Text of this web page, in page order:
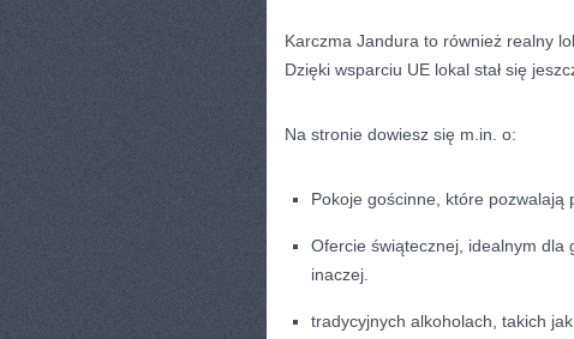
Karczma Jandura to również realny
Dzięki wsparciu UE lokal stał się
Na stronie dowiesz się m.in. o:
Pokoje gościnne, które pozwalają
Ofercie świątecznej, idealnym
inaczej.
tradycyjnych alkoholach, takich